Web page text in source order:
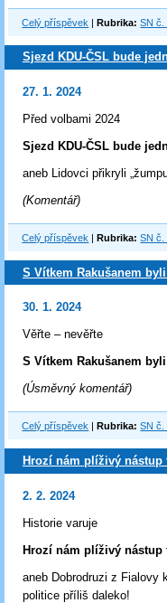
Celý příspěvek |Rubrika: SN č.
Sjezd KDU-ČSL bude
27. 1. 2024
Před volbami 2024
Sjezd KDU-ČSL bude
aneb Lidovci přikryli
(Komentář)
Celý příspěvek |Rubrika: SN č.
S Vítkem Rakušanem
30. 1. 2024
Věřte – nevěřte
S Vítkem Rakušanem
(Úsměvný komentář)
Celý příspěvek Rubrika: SN č.
Hrozí nám plíživý nástup
2. 2. 2024
Historie varuje
Hrozí nám plíživý nástup
aneb Dobrodruzi z Fialovy
politice příliš daleko!